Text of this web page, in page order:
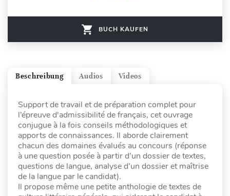
BUCH KAUFEN
Videos
Audios
Beschreibung
Support de travail et de préparation complet pour
l’épreuve d'admissibilité de français, cet ouvrage
conjugue à la fois conseils méthodologiques et
apports de connaissances. Il aborde clairement
chacun des domaines évalués au concours (réponse
à une question posée à partir d’un dossier de textes,
questions de langue, analyse d’un dossier et maîtrise
de la langue par le candidat).
Il propose même une petite anthologie de textes de